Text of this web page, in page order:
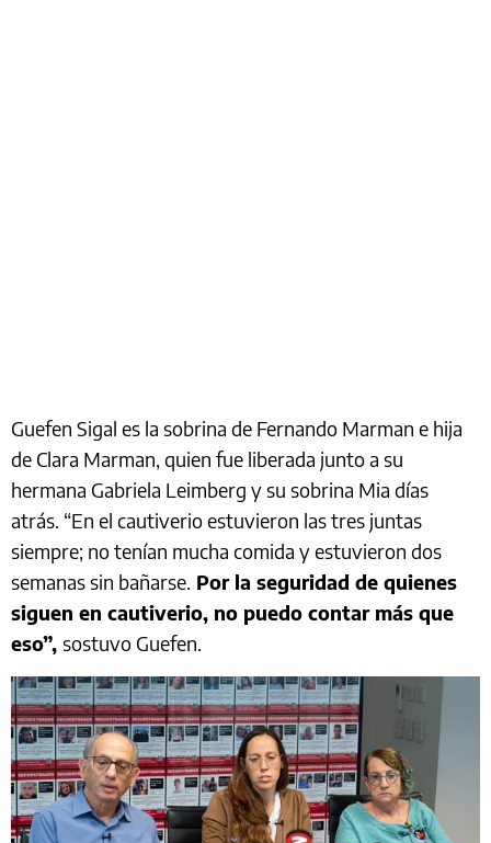
Guefen Sigal es la sobrina de Fernando Marman e hija
de Clara Marman, quien fue liberada junto a su
hermana Gabriela Leimberg y su sobrina Mia días
atrás. “En el cautiverio estuvieron las tres juntas
siempre; no tenían mucha comida y estuvieron dos
semanas sin bañarse. Por la seguridad de quienes
siguen en cautiverio, no puedo contar más que
eso”, sostuvo Guefen.